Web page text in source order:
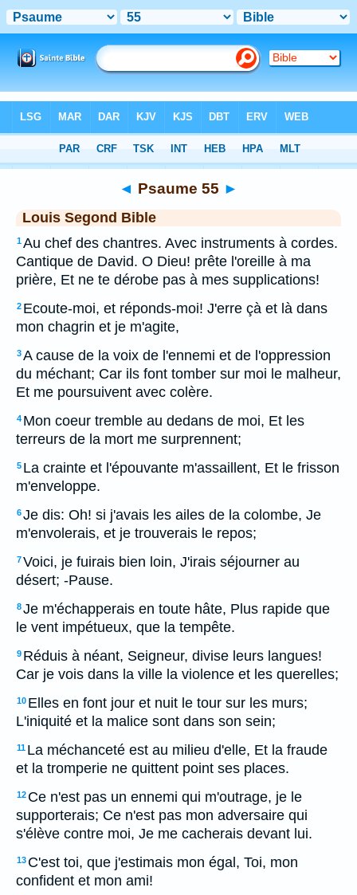
> Psaume 55
◄ Psaume 55 ►
Louis Segond Bible
1Au chef des chantres. Avec instruments à cordes.
Cantique de David. O Dieu! prête l'oreille à ma
prière, Et ne te dérobe pas à mes supplications!
2 Ecoute-moi, et réponds-moi! J'erre çà et là dans
mon chagrin et je m'agite,
3A cause de la voix de l'ennemi et de l'oppression
du méchant; Car ils font tomber sur moi le malheur,
Et me poursuivent avec colère.
4 Mon coeur tremble au dedans de moi, Et les
terreurs de la mort me surprennent;
5 La crainte et l'épouvante m'assaillent, Et le frisson
m'enveloppe.
6Je dis: Oh! si j'avais les ailes de la colombe, Je
m'envolerais, et je trouverais le repos;
7Voici, je fuirais bien loin, J'irais séjourner au
désert; -Pause.
8Je m'échapperais en toute hâte, Plus rapide que
le vent impétueux, que la tempête.
9 Réduis à néant, Seigneur, divise leurs langues!
Car je vois dans la ville la violence et les querelles;
10 Elles en font jour et nuit le tour sur les murs;
L'iniquité et la malice sont dans son sein;
11 La méchanceté est au milieu d'elle, Et la fraude
et la tromperie ne quittent point ses places.
12 Ce n'est pas un ennemi qui m'outrage, je le
supporterais; Ce n'est pas mon adversaire qui
s'élève contre moi, Je me cacherais devant lui.
13 C'est toi, que j'estimais mon égal, Toi, mon
confident et mon ami!